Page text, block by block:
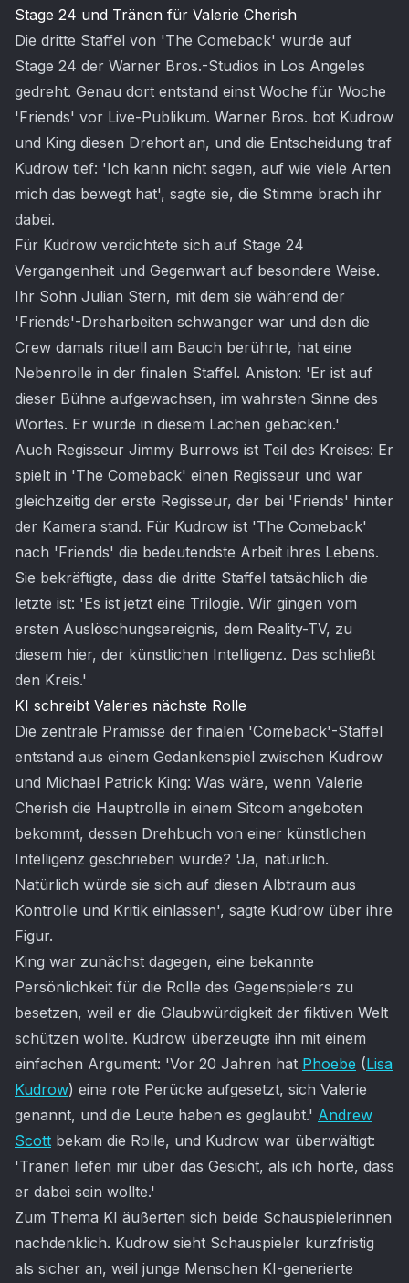
Stage 24 und Tränen für Valerie Cherish
Die dritte Staffel von 'The Comeback' wurde auf
Stage 24 der Warner Bros.-Studios in Los Angeles
gedreht. Genau dort entstand einst Woche für Woche
'Friends' vor Live-Publikum. Warner Bros. bot Kudrow
und King diesen Drehort an, und die Entscheidung traf
Kudrow tief: 'Ich kann nicht sagen, auf wie viele Arten
mich das bewegt hat', sagte sie, die Stimme brach ihr
dabei.
Für Kudrow verdichtete sich auf Stage 24
Vergangenheit und Gegenwart auf besondere Weise.
Ihr Sohn Julian Stern, mit dem sie während der
'Friends'-Dreharbeiten schwanger war und den die
Crew damals rituell am Bauch berührte, hat eine
Nebenrolle in der finalen Staffel. Aniston: 'Er ist auf
dieser Bühne aufgewachsen, im wahrsten Sinne des
Wortes. Er wurde in diesem Lachen gebacken.'
Auch Regisseur Jimmy Burrows ist Teil des Kreises: Er
spielt in 'The Comeback' einen Regisseur und war
gleichzeitig der erste Regisseur, der bei 'Friends' hinter
der Kamera stand. Für Kudrow ist 'The Comeback'
nach 'Friends' die bedeutendste Arbeit ihres Lebens.
Sie bekräftigte, dass die dritte Staffel tatsächlich die
letzte ist: 'Es ist jetzt eine Trilogie. Wir gingen vom
ersten Auslöschungsereignis, dem Reality-TV, zu
diesem hier, der künstlichen Intelligenz. Das schließt
den Kreis.'
KI schreibt Valeries nächste Rolle
Die zentrale Prämisse der finalen 'Comeback'-Staffel
entstand aus einem Gedankenspiel zwischen Kudrow
und Michael Patrick King: Was wäre, wenn Valerie
Cherish die Hauptrolle in einem Sitcom angeboten
bekommt, dessen Drehbuch von einer künstlichen
Intelligenz geschrieben wurde? 'Ja, natürlich.
Natürlich würde sie sich auf diesen Albtraum aus
Kontrolle und Kritik einlassen', sagte Kudrow über ihre
Figur.
King war zunächst dagegen, eine bekannte
Persönlichkeit für die Rolle des Gegenspielers zu
besetzen, weil er die Glaubwürdigkeit der fiktiven Welt
schützen wollte. Kudrow überzeugte ihn mit einem
einfachen Argument: 'Vor 20 Jahren hat Phoebe (Lisa
Kudrow) eine rote Perücke aufgesetzt, sich Valerie
genannt, und die Leute haben es geglaubt.' Andrew
Scott bekam die Rolle, und Kudrow war überwältigt:
'Tränen liefen mir über das Gesicht, als ich hörte, dass
er dabei sein wollte.'
Zum Thema KI äußerten sich beide Schauspielerinnen
nachdenklich. Kudrow sieht Schauspieler kurzfristig
als sicher an, weil junge Menschen KI-generierte